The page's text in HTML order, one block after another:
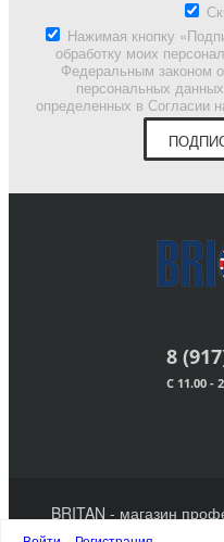
Нажимая кнопку
обработку моих
Федеральным законом
персональных
определенных в Согласии
8
С 11.00 -
BRITAN - магазин